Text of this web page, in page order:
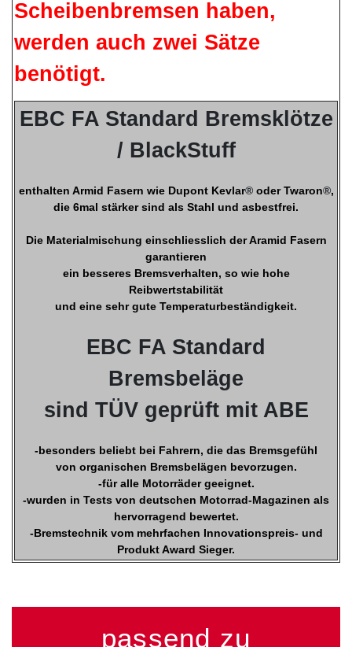
Scheibenbremsen haben,
werden auch zwei Sätze
benötigt.
EBC FA Standard Bremsklötze
/ BlackStuff
enthalten Armid Fasern wie Dupont Kevlar®oder Twaron®,
die 6mal stärker sind als Stahl und asbestfrei.
Die Materialmischung einschliesslich der Aramid Fasern
garantieren
ein besseres Bremsverhalten, so wie hohe
Reibwertstabilität
und eine sehr gute Temperaturbeständigkeit.
EBC FA Standard
Bremsbeläge
sind TÜV geprüft mit ABE
-besonders beliebt bei Fahrern, die das Bremsgefühl
von organischen Bremsbelägen bevorzugen.
-für alle Motorräder geeignet.
-wurden in Tests von deutschen Motorrad-Magazinen als
hervorragend bewertet.
-Bremstechnik vom mehrfachen Innovationspreis- und
Produkt Award Sieger.
passend zu